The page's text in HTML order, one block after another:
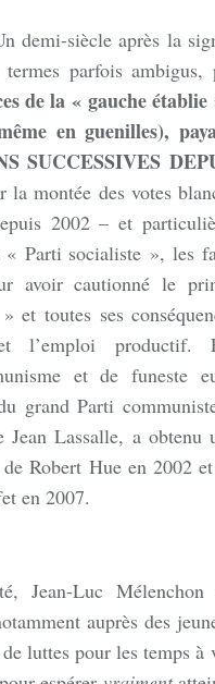
demi-siècle après la
parfois
de la « gauche
en guenilles),
SUCCESSIVES
la montée des votes
2002 – et
« Parti socialiste », les
avoir cautionné le
» et toutes ses
l’emploi
et de
grand Parti
Jean Lassalle, a obtenu
Robert Hue en 2002
en 2007.
Jean-Luc Mélenchon
auprès des
luttes pour les temps